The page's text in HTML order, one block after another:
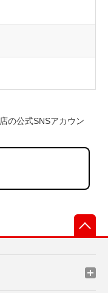
の公式SNSアカウン